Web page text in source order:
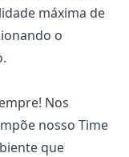
máxima de
o
Nos
nosso Time
que